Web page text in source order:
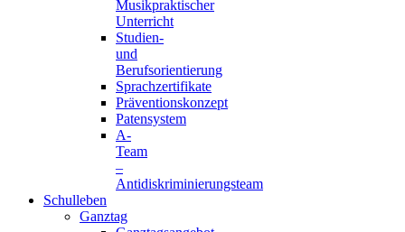
Musikpraktischer
Unterricht
Studien-
und
Berufsorientierung
Sprachzertifikate
Präventionskonzept
Patensystem
A-
Team
–
Antidiskriminierungsteam
Schulleben
Ganztag